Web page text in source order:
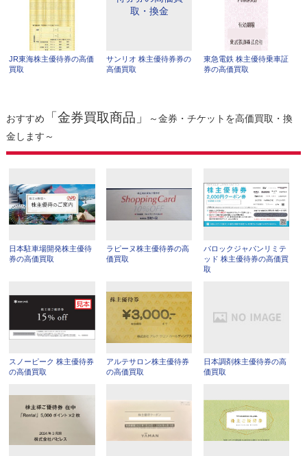
JR東海株主優待券の高価
買取
サンリオ 株主優待券券の
高価買取
東急電鉄 株主優待乗車証
券の高価買取
おすすめ 「金券買取商品」
～金券・チケットを高価買取・換
金します～
日本駐車場開発株主優待
券の高価買取
ラピーヌ株主優待券の高
価買取
バロックジャパンリミテ
ッド 株主優待券の高価買
取
スノーピーク 株主優待券
の高価買取
アルテサロン株主優待券
の高価買取
日本調剤株主優待券の高
価買取